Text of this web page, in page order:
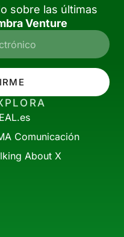
sobre las últimas
Venture
Comunicación
About X